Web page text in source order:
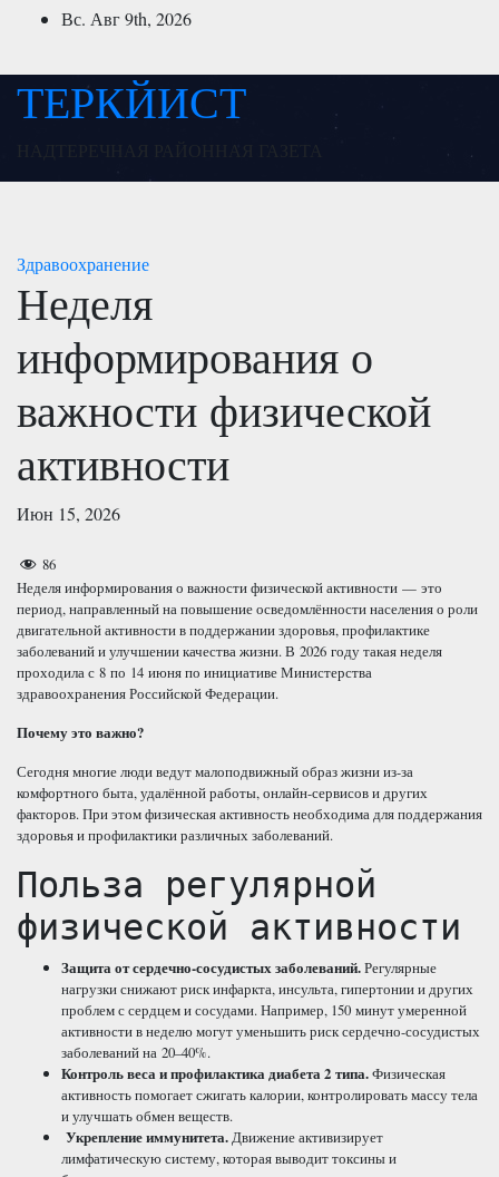
ПерейтиВс. Авг 9th, 2026
ТЕРКЙИСТ
Здравоохранение
Неделя
информирования о
важности физической
активности
Июн 15, 2026
86
Неделя информирования о важности физической активности — это
период, направленный на повышение осведомлённости населения о роли
двигательной активности в поддержании здоровья, профилактике
заболеваний и улучшении качества жизни. В 2026 году такая неделя
проходила с 8 по 14 июня по инициативе Министерства
здравоохранения Российской Федерации.
Почему это важно?
Сегодня многие люди ведут малоподвижный образ жизни из-за
комфортного быта, удалённой работы, онлайн-сервисов и других
факторов. При этом физическая активность необходима для поддержания
здоровья и профилактики различных заболеваний.
Польза регулярной
физической активности
Защита от сердечно-сосудистых заболеваний.Регулярные
нагрузки снижают риск инфаркта, инсульта, гипертонии и других
проблем с сердцем и сосудами. Например, 150 минут умеренной
активности в неделю могут уменьшить риск сердечно-сосудистых
заболеваний на 20–40%.
Контроль веса и профилактика диабета 2 типа.Физическая
активность помогает сжигать калории, контролировать массу тела
и улучшать обмен веществ.
Укрепление иммунитета.Движение активизирует
лимфатическую систему, которая выводит токсины и